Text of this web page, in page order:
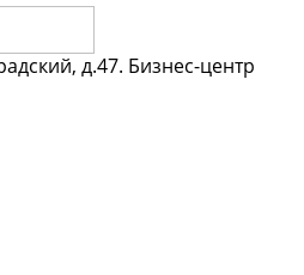
д.47. Бизнес-центр